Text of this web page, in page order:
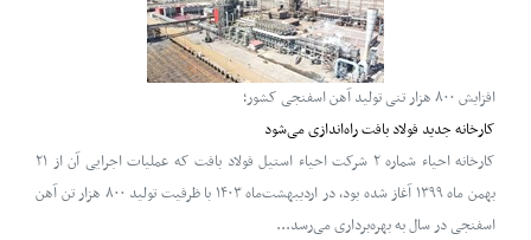
افزایش ۸۰۰ هزار تنی تولید آهن اسفنجی کشور؛
کارخانه جدید فولاد بافت راه‌اندازی می‌شود
کارخانه احیاء شماره ۲ شرکت احیاء استیل فولاد بافت که عملیات اجرایی آن از ۲۱
بهمن ماه ۱۳۹۹ آغاز شده بود، در اردیبهشت‌ماه ۱۴۰۳ با ظرفیت تولید ۸۰۰ هزار تن آهن
اسفنجی در سال به بهره‌برداری می‌رسد...